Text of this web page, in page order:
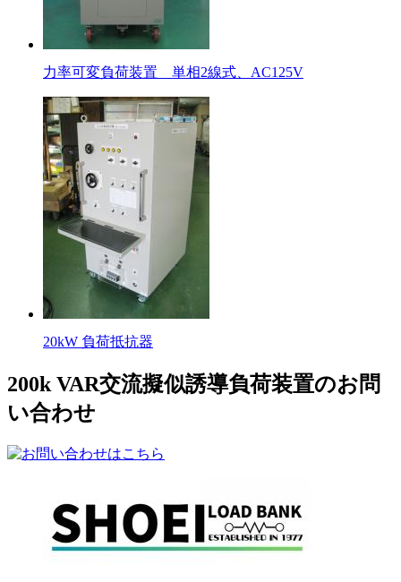
力率可変負荷装置 単相2線式、AC125V
20kW 負荷抵抗器
200k VAR交流擬似誘導負荷装置のお問
い合わせ